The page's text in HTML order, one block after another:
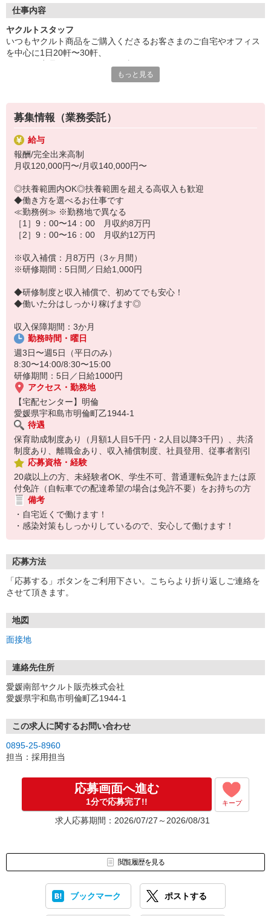
◆急なお休みにもスタッフ同士で快くフォロー
など、働くママの多いヤクルトならではの
仕事×育児のお悩みをスッキリ解決に導きます☆
仕事内容
ヤクルトスタッフ
いつもヤクルト商品をご購入くださるお客さまのご自宅やオフィス
を中心に1日20軒〜30軒、
商品を通じてお客さまとふれあう楽しさ、健康的な生活にお役立ち
す！
〜ヤクルトスタッフの1日〜
2児の母として仕事と家庭の両立をしているHさん。
実際のワークスタイルを、一例としてご紹介いたします！
※時間は地域によって異なります。
8:30 朝礼が終わったら出発
13:00 お届け修了、翌日準備、集計作業
14:30お仕事修了
☆ココがPoint☆
・家事・夕食の支度なども余裕をもってできます！
もっと見る
募集情報（業務委託）
給与
報酬/完全出来高制
月収120,000円〜/月収140,000円〜
◎扶養範囲内OK◎扶養範囲を超える高収入も歓迎
◆働き方を選べるお仕事です
≪勤務例≫ ※勤務地で異なる
［1］9：00〜14：00 月収約8万円
［2］9：00〜16：00 月収約12万円
※収入補償：月8万円（3ヶ月間）
※研修期間：5日間／日給1,000円
◆研修制度と収入補償で、初めてでも安心！
◆働いた分はしっかり稼げます◎
収入保障期間：3か月
勤務時間・曜日
週3日〜週5日（平日のみ）
8:30〜14:00/8:30〜15:00
研修期間：5日／日給1000円
アクセス・勤務地
【宅配センター】明倫
愛媛県宇和島市明倫町乙1944-1
待遇
保育助成制度あり（月額1人目5千円・2人目以降3千円）、共済
制度あり、離職金あり、収入補償制度、社員登用、従事者割引
応募資格・経験
20歳以上の方、未経験者OK、学生不可、普通運転免許または原
付免許（自転車での配達希望の場合は免許不要）をお持ちの方
備考
・自宅近くで働けます！
・感染対策もしっかりしているので、安心して働けます！
応募方法
「応募する」ボタンをご利用下さい。こちらより折り返しご連絡を
させて頂きます。
地図
面接地
連絡先住所
愛媛南部ヤクルト販売株式会社
愛媛県宇和島市明倫町乙1944-1
この求人に関するお問い合わせ
0895-25-8960
担当：採用担当
応募画面へ進む
1分で応募完了!! キープ
求人応募期間：2026/07/27～2026/08/31
閲覧履歴を見る
ブックマーク ポストする